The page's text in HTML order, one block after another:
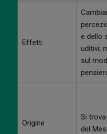
Effetti
e dello
uditivi;
sul
Origine
Si
del